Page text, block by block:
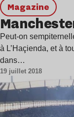
magazine
Peut-on
à L’Haçienda, et à
dans…
19 juillet 2018